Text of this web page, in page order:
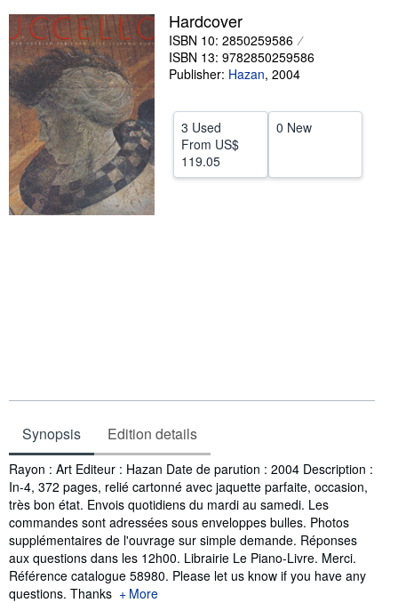
Textbooks
Sellers
Start Selling
Help
CLOSE
Hardcover
ISBN 10: 2850259586
ISBN 13: 9782850259586
Publisher: Hazan, 2004
3 Used
From US$
119.05
0 New
Synopsis Edition details
Synopsis
Rayon : Art Editeur : Hazan Date de parution : 2004 Description :
In-4, 372 pages, relié cartonné avec jaquette parfaite, occasion,
très bon état. Envois quotidiens du mardi au samedi. Les
commandes sont adressées sous enveloppes bulles. Photos
supplémentaires de l'ouvrage sur simple demande. Réponses
aux questions dans les 12h00. Librairie Le Piano-Livre. Merci.
Référence catalogue 58980. Please let us know if you have any
questions. Thanks
More